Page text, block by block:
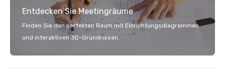
Entdecken Sie Meetingräume
Finden Sie den perfekten Raum mit Einrichtungsdiagrammen
und interaktiven 3D-Grundrissen.